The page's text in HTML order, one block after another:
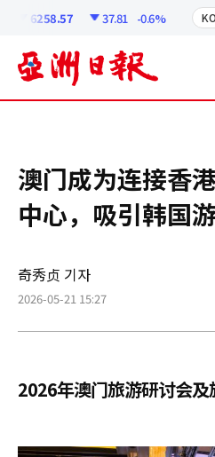
6258.57 37.81 -0.6%
澳门成为连接香
中心，吸引韩国
奇秀贞 기자
2026-05-21 15:27
2026年澳门旅游研讨会